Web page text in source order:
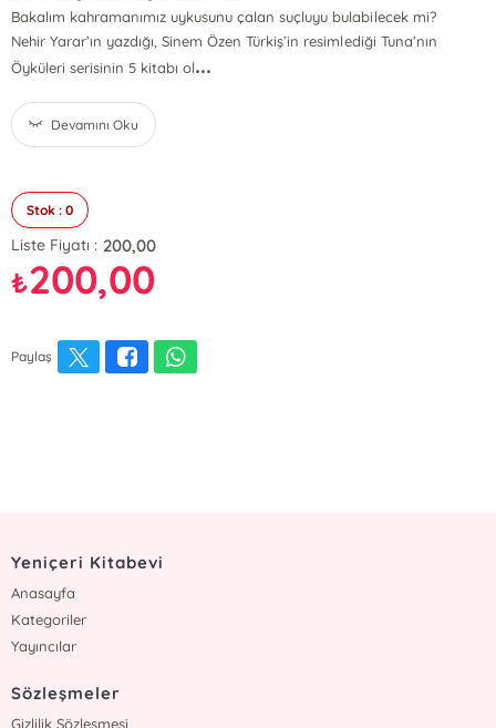
Bakalım kahramanımız uykusunu çalan suçluyu bulabilecek mi?
Nehir Yarar’ın yazdığı, Sinem Özen Türkiş’in resimlediği Tuna’nın
Öyküleri serisinin 5 kitabı ol...
Devamını Oku
Stok : 0
Liste Fiyatı : 200,00
₺200,00
Paylaş
Yeniçeri Kitabevi
Anasayfa
Kategoriler
Yayıncılar
Sözleşmeler
Gizlilik Sözleşmesi